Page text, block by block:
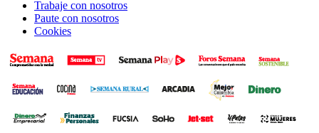
Trabaje con nosotros
Paute con nosotros
Cookies